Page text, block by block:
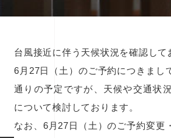
台風接近に伴う天候状況を確認して
6 月 27日（土）のご予約につきまし
通りの予定ですが、天候や交通状
について検討しております。
なお、 6 月 27日（土）のご予約変更